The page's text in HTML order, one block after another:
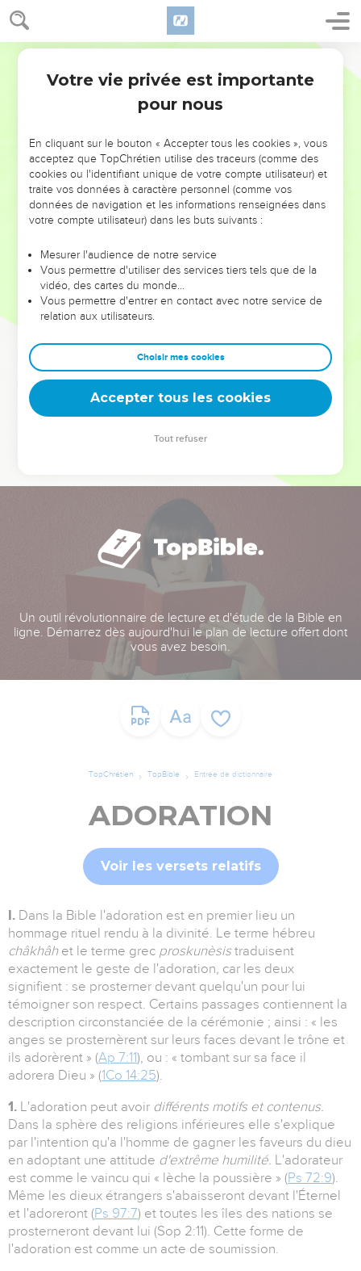
NE MANQUEZ PAS L’ÉVÉNEMENT
DE L’ANNÉE !
ET SI LEURS ERREURS POUVAIENT VOUS ÉVITER LES
VOTRES ?
leur foi ou leur vision. Mais on voit moins les doutes, les erreurs
et les saisons difficiles qu'ils ont traversés, alors même que ce
sont elles qui les ont façonnés.
Dans cette conférence, leaders, entrepreneurs, et responsables
clés pour avancer avec plus de sagesse afin que leurs erreurs
deviennent vos tremplins. Que vous guidiez un ministère, une
équipe, un groupe ou une famille, leur expérience est faite
Un outil révolutionnaire de lecture et d'étude de la Bible en
ligne. Démarrez dès aujourd'hui le plan de lecture offert dont
vous avez besoin.
TopChrétien TopBible Entrée de dictionnaire
ADORATION
Voir les versets relatifs
I. Dans la Bible l'adoration est en premier lieu un
hommage rituel rendu à la divinité. Le terme hébreu
châkhâh et le terme grec proskunèsistraduisent
exactement le geste de l'adoration, car les deux
signifient : se prosterner devant quelqu'un pour lui
témoigner son respect. Certains passages contiennent la
description circonstanciée de la cérémonie ; ainsi : « les
anges se prosternèrent sur leurs faces devant le trône et
ils adorèrent » (Ap 7:11), ou : « tombant sur sa face il
adorera Dieu » (1Co 14:25).
1. L'adoration peut avoir différents motifs et contenus.
Dans la sphère des religions inférieures elle s'explique
par l'intention qu'a l'homme de gagner les faveurs du dieu
en adoptant une attitude d'extrême humilité. L'adorateur
est comme le vaincu qui « lèche la poussière » (Ps 72:9).
Même les dieux étrangers s'abaisseront devant l'Éternel
et l'adoreront (Ps 97:7) et toutes les îles des nations se
prosterneront devant lui (Sop 2:11). Cette forme de
l'adoration est comme un acte de soumission.
Votre vie privée est importante
pour nous
En cliquant sur le bouton « Accepter tous les cookies », vous
acceptez que TopChrétien utilise des traceurs (comme des
cookies ou l'identifiant unique de votre compte utilisateur) et
traite vos données à caractère personnel (comme vos
données de navigation et les informations renseignées dans
votre compte utilisateur) dans les buts suivants :
Mesurer l'audience de notre service
Vous permettre d'utiliser des services tiers tels que de la
vidéo, des cartes du monde…
Vous permettre d'entrer en contact avec notre service de
relation aux utilisateurs.
Choisir mes cookies
Accepter tous les cookies
Tout refuser